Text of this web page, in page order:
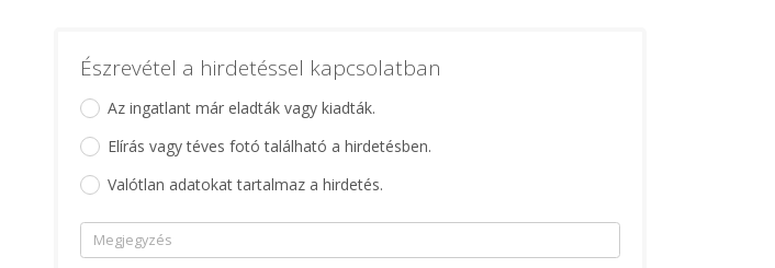
Észrevétel a hirdetéssel kapcsolatban
Az ingatlant már eladták vagy kiadták.
Elírás vagy téves fotó található a hirdetésben.
Valótlan adatokat tartalmaz a hirdetés.